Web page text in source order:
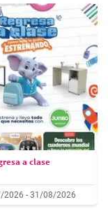
a clase
2026 - 31/08/2026